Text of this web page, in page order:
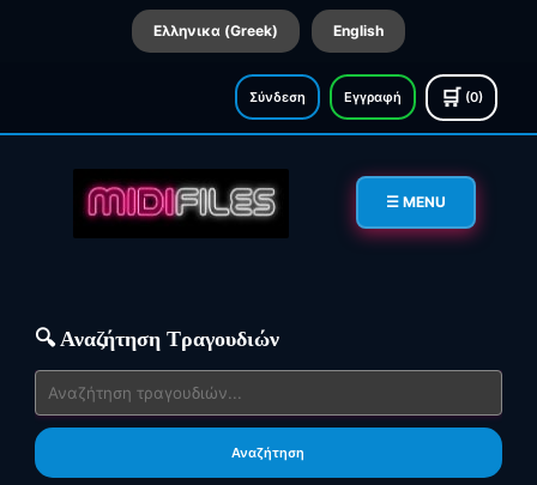
Ελληνικα (Greek) English
Σύνδεση Εγγραφή 🛒 (0)
☰ MENU
🔍 Αναζήτηση Τραγουδιών
Αναζήτηση